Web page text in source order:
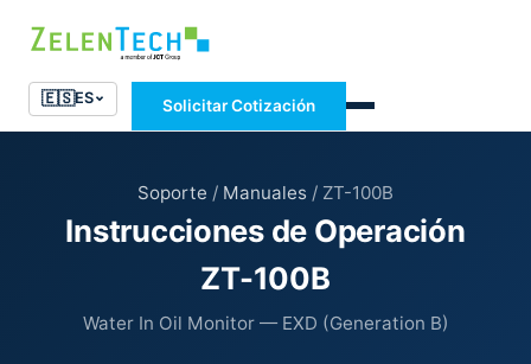
🇪🇸ES Solicitar Cotización
Soporte / Manuales / ZT-100B
Instrucciones de Operación
ZT-100B
Water In Oil Monitor — EXD (Generation B)